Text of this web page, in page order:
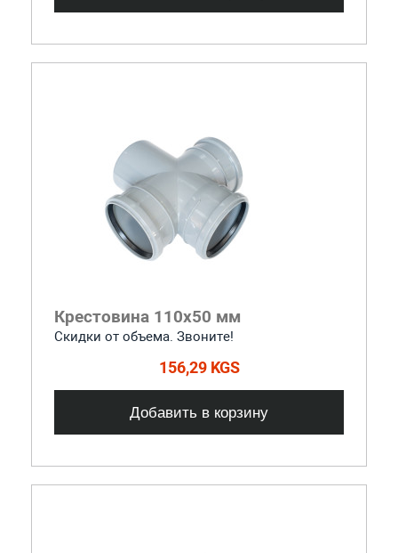
Крестовина 110x50 мм
Скидки от объема. Звоните!
156,29 KGS
Добавить в корзину